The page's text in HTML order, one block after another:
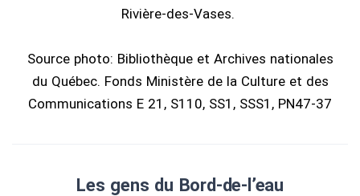
Rivière-des-Vases.
Source photo: Bibliothèque et Archives nationales
du Québec. Fonds Ministère de la Culture et des
Communications E 21, S110, SS1, SSS1, PN47-37
Les gens du Bord-de-l’eau